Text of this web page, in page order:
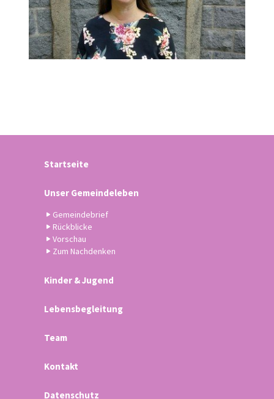
Startseite
Unser Gemeindeleben
Gemeindebrief
Rückblicke
Vorschau
Zum Nachdenken
Kinder & Jugend
Lebensbegleitung
Team
Kontakt
Datenschutz